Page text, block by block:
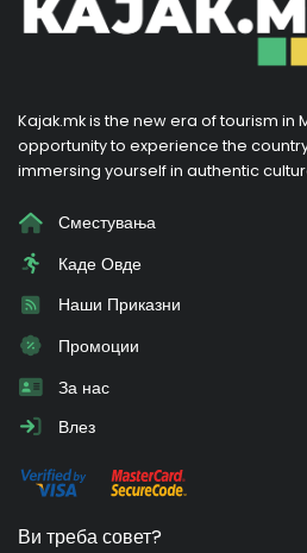
Kajak.mk is the new era of tourism in
opportunity to experience the
immersing yourself in authentic
Сместувања
Каде Овде
Наши Приказни
Промоции
За нас
Влез
Ви треба совет?